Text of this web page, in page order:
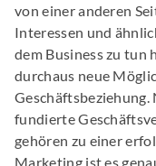
von einer anderen
Interessen und
dem Business zu tun
durchaus neue
fundierte
gehören zu einer
Marketing ist es